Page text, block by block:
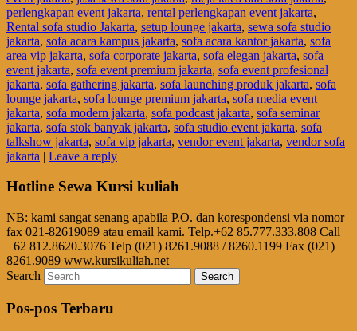
perlengkapan event jakarta, rental perlengkapan event jakarta,
Rental sofa studio Jakarta, setup lounge jakarta, sewa sofa studio
jakarta, sofa acara kampus jakarta, sofa acara kantor jakarta, sofa
area vip jakarta, sofa corporate jakarta, sofa elegan jakarta, sofa
event jakarta, sofa event premium jakarta, sofa event profesional
jakarta, sofa gathering jakarta, sofa launching produk jakarta, sofa
lounge jakarta, sofa lounge premium jakarta, sofa media event
jakarta, sofa modern jakarta, sofa podcast jakarta, sofa seminar
jakarta, sofa stok banyak jakarta, sofa studio event jakarta, sofa
talkshow jakarta, sofa vip jakarta, vendor event jakarta, vendor sofa
jakarta | Leave a reply
Hotline Sewa Kursi kuliah
NB: kami sangat senang apabila P.O. dan korespondensi via nomor
fax 021-82619089 atau email kami. Telp.+62 85.777.333.808 Call
+62 812.8620.3076 Telp (021) 8261.9088 / 8260.1199 Fax (021)
8261.9089 www.kursikuliah.net
Search
Pos-pos Terbaru